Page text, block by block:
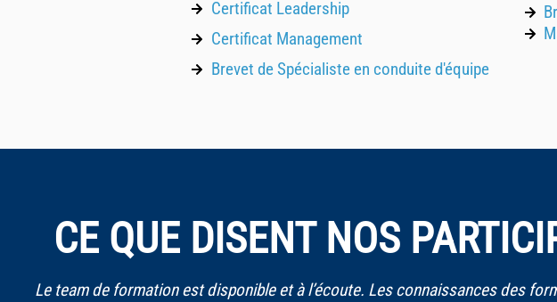
Certificat Leadership
Certificat Management
Brevet de Spécialiste en conduite d'équipe
CE QUE DISENT NOS
Le team de formation est disponible et à l’écoute. Les connaissances des